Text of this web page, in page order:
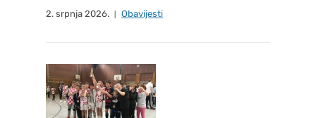
Krajinović Siniša, Šimunović
GLASANJA ZA IZBOR NOVOG
ŽUPNOG PASTORALNOG
VIJEĆA NEUFAHRN: Matešić Tanja
2. srpnja 2026. Obavijesti